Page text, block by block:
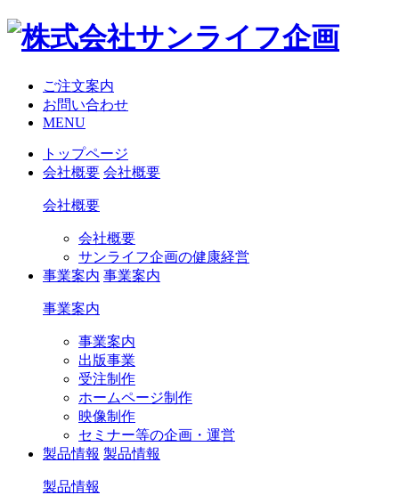
ご注文案内
お問い合わせ
MENU
トップページ
会社概要 会社概要
会社概要
会社概要
サンライフ企画の健康経営
事業案内 事業案内
事業案内
事業案内
出版事業
受注制作
ホームページ制作
映像制作
セミナー等の企画・運営
製品情報 製品情報
製品情報